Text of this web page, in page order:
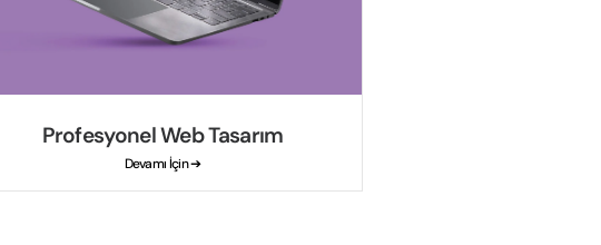
Profesyonel Web Tasarım
Devamı İçin ➔